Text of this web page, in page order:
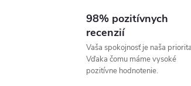
98% pozitívnych
recenzií
Vaša spokojnosť je naša
Vďaka čomu máme vysoké
pozitívne hodnotenie.